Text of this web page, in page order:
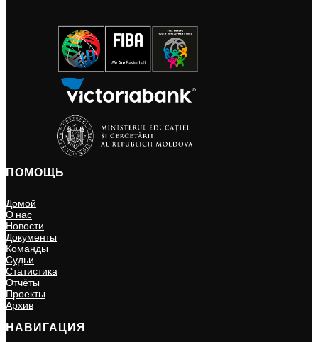
ПОМОЩЬ
Домой
О нас
Новости
Документы
Команды
Судьи
Статистика
Отчёты
Проекты
Архив
НАВИГАЦИЯ